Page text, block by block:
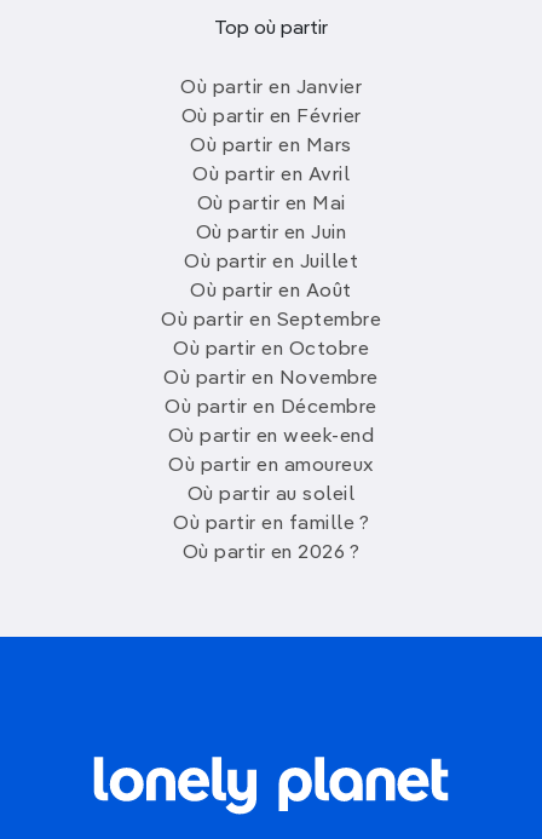
Top où partir
Où partir en Janvier
Où partir en Février
Où partir en Mars
Où partir en Avril
Où partir en Mai
Où partir en Juin
Où partir en Juillet
Où partir en Août
Où partir en Septembre
Où partir en Octobre
Où partir en Novembre
Où partir en Décembre
Où partir en week-end
Où partir en amoureux
Où partir au soleil
Où partir en famille ?
Où partir en 2026 ?